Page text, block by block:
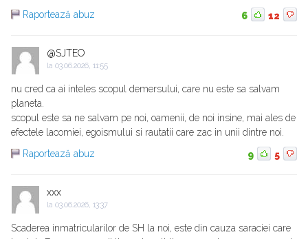
Raportează abuz
6 12
@SJTEO
la 03.06.2026, 11:55
nu cred ca ai inteles scopul demersului, care nu este sa salvam
planeta.
scopul este sa ne salvam pe noi, oamenii, de noi insine, mai ales de
efectele lacomiei, egoismului si rautatii care zac in unii dintre noi.
Raportează abuz
9 5
xxx
la 03.06.2026, 13:37
Scaderea inmatricularilor de SH la noi, este din cauza saraciei care